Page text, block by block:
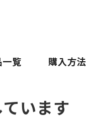
覧 購入方法
います